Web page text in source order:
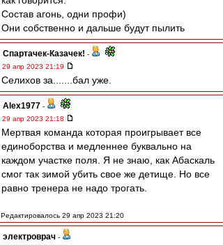
Состав агонь, одни профи)
Они собственно и дальше будут пылить
Спартачек-Казачек! -
29 апр 2023 21:19
Селихов за.......бал уже.
Alex1977 -
29 апр 2023 21:18
Мертвая команда которая проигрывает все
единоборства и медленнее буквально на
каждом участке поля. Я не знаю, как Абаскаль
смог так зимой убить свое же детище. Но все
равно тренера не надо трогать.
Редактировалось 29 апр 2023 21:20
электроврач -